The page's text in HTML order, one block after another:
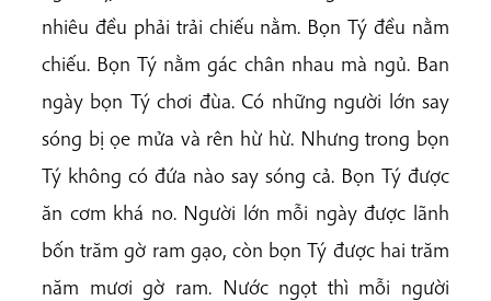
nhiêu đều phải trải chiếu nằm. Bọn Tý đều nằm
chiếu. Bọn Tý nằm gác chân nhau mà ngủ. Ban
ngày bọn Tý chơi đùa. Có những người lớn say
sóng bị ọe mửa và rên hừ hừ. Nhưng trong bọn
Tý không có đứa nào say sóng cả. Bọn Tý được
ăn cơm khá no. Người lớn mỗi ngày được lãnh
bốn trăm gờ ram gạo, còn bọn Tý được hai trăm
năm mươi gờ ram. Nước ngọt thì mỗi người